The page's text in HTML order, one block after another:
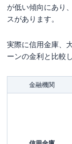
が低い傾向にあり
スがあります。
実際に信用金庫、
ーンの金利と比較
金融機関